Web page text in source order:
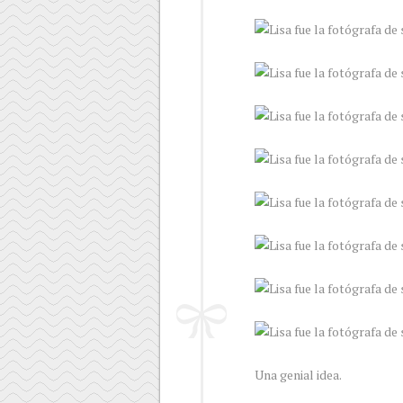
Una genial idea.